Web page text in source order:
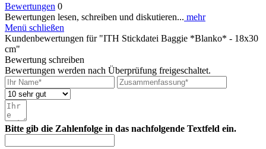
Bewertungen 0
Bewertungen lesen, schreiben und diskutieren... mehr
Menü schließen
Kundenbewertungen für "ITH Stickdatei Baggie *Blanko* - 18x30
cm"
Bewertung schreiben
Bewertungen werden nach Überprüfung freigeschaltet.
Bitte gib die Zahlenfolge in das nachfolgende Textfeld ein.